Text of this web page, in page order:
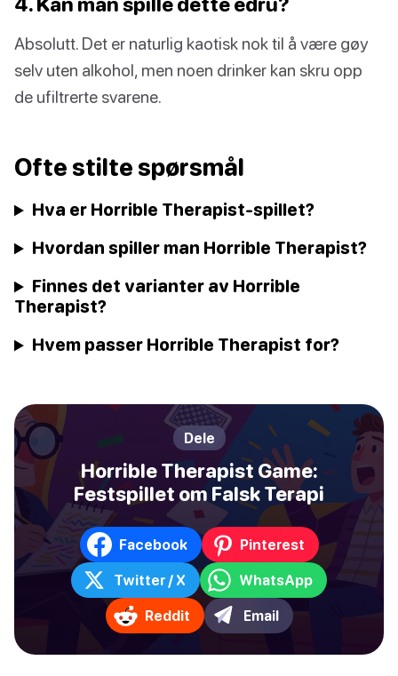
Absolutt. Det er naturlig kaotisk nok til å være gøy
selv uten alkohol, men noen drinker kan skru opp
de ufiltrerte svarene.
Ofte stilte spørsmål
Hva er Horrible Therapist-spillet?
Hvordan spiller man Horrible Therapist?
Finnes det varianter av Horrible
Therapist?
Hvem passer Horrible Therapist for?
Dele
Horrible Therapist Game:
Festspillet om Falsk Terapi
Facebook Pinterest
Twitter / X WhatsApp
Reddit Email